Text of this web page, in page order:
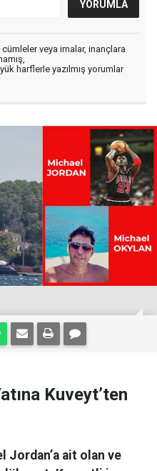
veya imalar, inançlara
harflerle yazılmış yorumlar
Kuveyt’ten
Jordan’a ait olan ve